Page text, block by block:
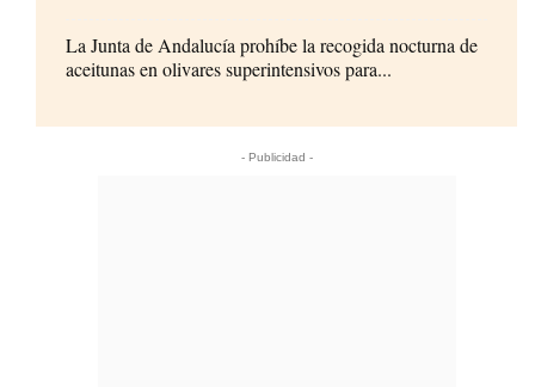
La Junta de Andalucía prohíbe la recogida nocturna de
aceitunas en olivares superintensivos para...
- Publicidad -